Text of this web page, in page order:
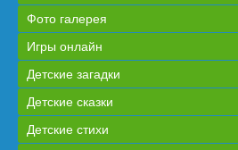
Фото галерея
Игры онлайн
Детские загадки
Детские сказки
Детские стихи